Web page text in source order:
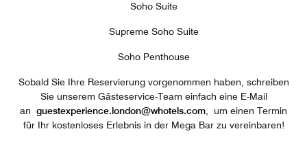
Soho Suite
Supreme Soho Suite
Soho Penthouse
Sobald Sie Ihre Reservierung vorgenommen haben, schreiben
Sie unserem Gästeservice-Team einfach eine E-Mail
an guestexperience.london@whotels.com, um einen Termin
für Ihr kostenloses Erlebnis in der Mega Bar zu vereinbaren!